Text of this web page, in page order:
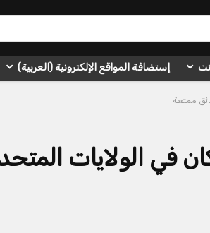
إستضافة المواقع الإلكترونية (العربية)
في الولايات